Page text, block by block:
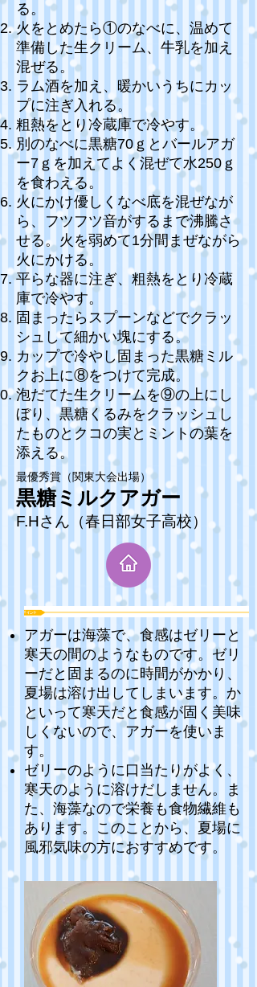
る。
火をとめたら①のなべに、温めて
準備した生クリーム、牛乳を加え
混ぜる。
ラム酒を加え、暖かいうちにカッ
プに注ぎ入れる。
粗熱をとり冷蔵庫で冷やす。
別のなべに黒糖70ｇとバールアガ
ー7ｇを加えてよく混ぜて水250ｇ
を食わえる。
火にかけ優しくなべ底を混ぜなが
ら、フツフツ音がするまで沸騰さ
せる。火を弱めて1分間まぜながら
火にかける。
平らな器に注ぎ、粗熱をとり冷蔵
庫で冷やす。
固まったらスプーンなどでクラッ
シュして細かい塊にする。
カップで冷やし固まった黒糖ミル
クお上に⑧をつけて完成。
泡だてた生クリームを⑨の上にし
ぼり、黒糖くるみをクラッシュし
たものとクコの実とミントの葉を
添える。
最優秀賞（関東大会出場）
黒糖ミルクアガー
F.Hさん（春日部女子高校）
アガーは海藻で、食感はゼリーと
寒天の間のようなものです。ゼリ
ーだと固まるのに時間がかかり、
夏場は溶け出してしまいます。か
といって寒天だと食感が固く美味
しくないので、アガーを使いま
す。
ゼリーのように口当たりがよく、
寒天のように溶けだしません。ま
た、海藻なので栄養も食物繊維も
あります。このことから、夏場に
風邪気味の方におすすめです。